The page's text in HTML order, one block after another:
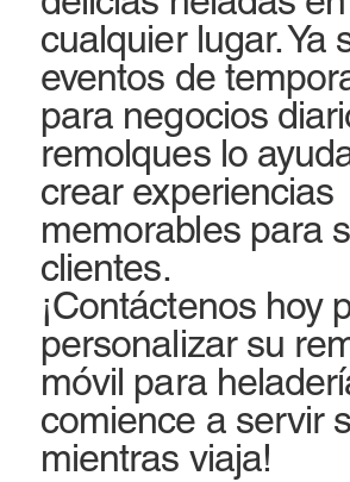
cualquier lugar. Ya
eventos de
para negocios
remolques lo
crear experiencias
memorables para
clientes.
¡Contáctenos hoy
personalizar su
móvil para
comience a servir
mientras viaja!